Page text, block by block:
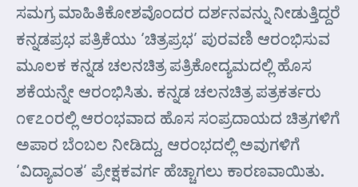
ಸಮಗ್ರ ಮಾಹಿತಿಕೋಶವೊಂದರ ದರ್ಶನವನ್ನು ನೀಡುತ್ತಿದ್ದರೆ
ಕನ್ನಡಪ್ರಭ ಪತ್ರಿಕೆಯು ‘ಚಿತ್ರಪ್ರಭ’ ಪುರವಣಿ ಆರಂಭಿಸುವ
ಮೂಲಕ ಕನ್ನಡ ಚಲನಚಿತ್ರ ಪತ್ರಿಕೋದ್ಯಮದಲ್ಲಿ ಹೊಸ
ಶಕೆಯನ್ನೇ ಆರಂಭಿಸಿತು. ಕನ್ನಡ ಚಲನಚಿತ್ರ ಪತ್ರಕರ್ತರು
೧೯೭೦ರಲ್ಲಿ ಆರಂಭವಾದ ಹೊಸ ಸಂಪ್ರದಾಯದ ಚಿತ್ರಗಳಿಗೆ
ಅಪಾರ ಬೆಂಬಲ ನೀಡಿದ್ದು, ಆರಂಭದಲ್ಲಿ ಅವುಗಳಿಗೆ
‘ವಿದ್ಯಾವಂತ’ ಪ್ರೇಕ್ಷಕವರ್ಗ ಹೆಚ್ಚಾಗಲು ಕಾರಣವಾಯಿತು.